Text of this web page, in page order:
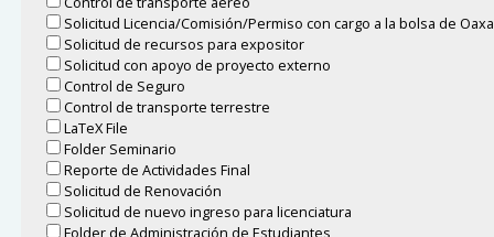
Solicitud Licencia/Comisión/Permiso con cargo a la bolsa de
Solicitud de recursos para expositor
Solicitud con apoyo de proyecto externo
Control de Seguro
Control de transporte terrestre
LaTeX File
Folder Seminario
Reporte de Actividades Final
Solicitud de Renovación
Solicitud de nuevo ingreso para licenciatura
Folder de Administración de Estudiantes